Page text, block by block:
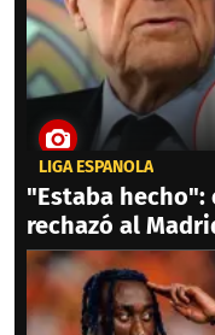
LIGA ESPAÑOLA
"Estaba
rechazó al